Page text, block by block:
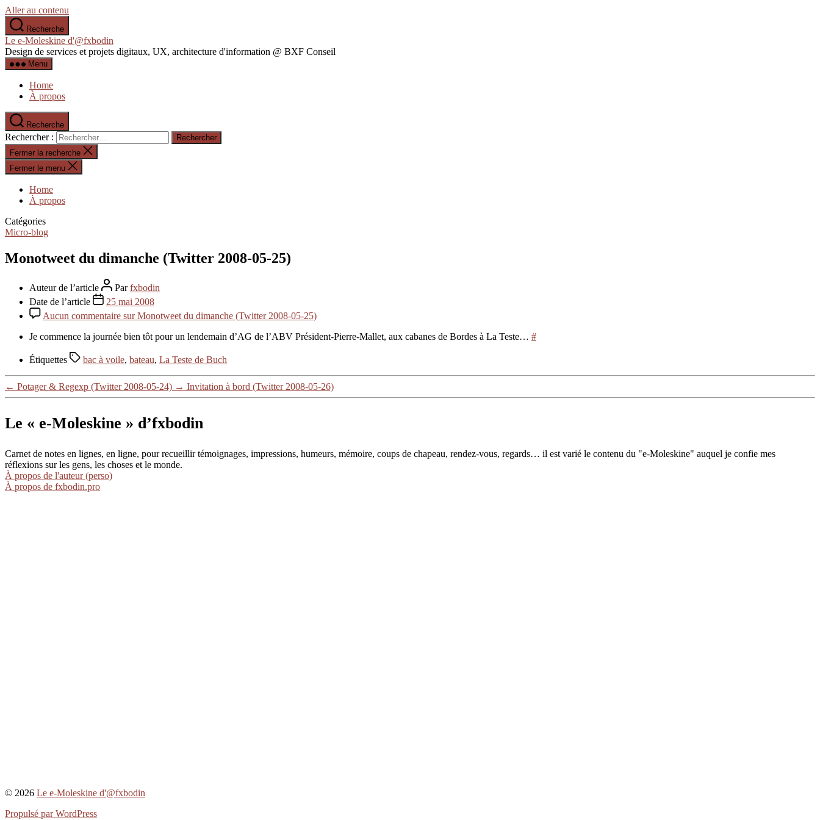
Aller au contenu
Recherche
Le e-Moleskine d'@fxbodin
Design de services et projets digitaux, UX, architecture d'information @ BXF Conseil
Menu
Home
À propos
Recherche
Rechercher :
Fermer la recherche
Fermer le menu
Home
À propos
Catégories
Micro-blog
Monotweet du dimanche (Twitter 2008-05-25)
Auteur de l’article Parfxbodin
Date de l’article
25 mai 2008
Aucun commentaire sur Monotweet du dimanche (Twitter 2008-05-25)
Je commence la journée bien tôt pour un lendemain d’AG de l’ABV Président-Pierre-Mallet, aux cabanes de Bordes à La Teste… #
Étiquettes bac à voile, bateau, La Teste de Buch
← Potager & Regexp (Twitter 2008-05-24) → Invitation à bord (Twitter 2008-05-26)
Le « e-Moleskine » d’fxbodin
Carnet de notes en lignes, en ligne, pour recueillir témoignages, impressions, humeurs, mémoire, coups de chapeau, rendez-vous, regards… il est varié le contenu du "e-Moleskine" auquel je confie mes
réflexions sur les gens, les choses et le monde.
À propos de l'auteur (perso)
À propos de fxbodin.pro
© 2026 Le e-Moleskine d'@fxbodin
Propulsé par WordPress